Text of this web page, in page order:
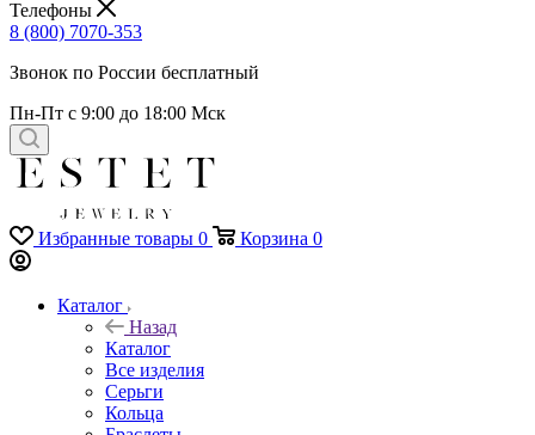
Телефоны
8 (800) 7070-353
Звонок по России бесплатный
Пн-Пт с 9:00 до 18:00 Мск
Избранные товары 0 Корзина 0
Каталог
Назад
Каталог
Все изделия
Серьги
Кольца